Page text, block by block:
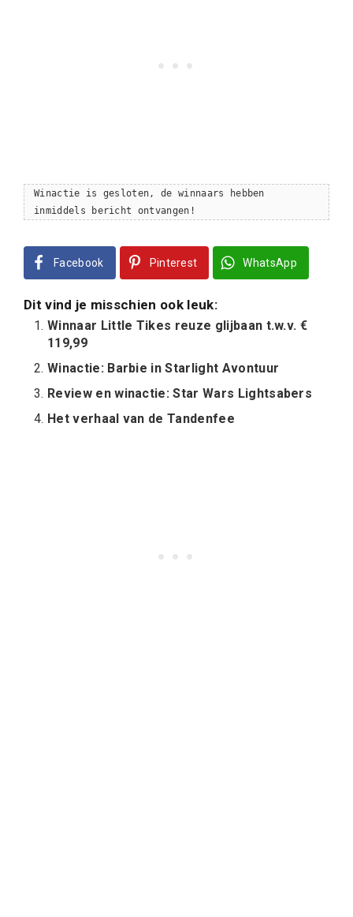
Winactie is gesloten, de winnaars hebben
inmiddels bericht ontvangen!
Facebook Pinterest WhatsApp
Dit vind je misschien ook leuk:
Winnaar Little Tikes reuze glijbaan t.w.v. €
119,99
Winactie: Barbie in Starlight Avontuur
Review en winactie: Star Wars Lightsabers
Het verhaal van de Tandenfee